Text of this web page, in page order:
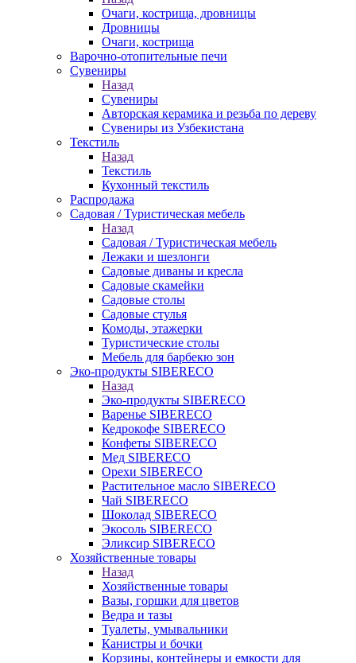
Очаги, кострища, дровницы
Дровницы
Очаги, кострища
Варочно-отопительные печи
Сувениры
Назад
Сувениры
Авторская керамика и резьба по дереву
Сувениры из Узбекистана
Текстиль
Назад
Текстиль
Кухонный текстиль
Распродажа
Садовая / Туристическая мебель
Назад
Садовая / Туристическая мебель
Лежаки и шезлонги
Садовые диваны и кресла
Садовые скамейки
Садовые столы
Садовые стулья
Комоды, этажерки
Туристические столы
Мебель для барбекю зон
Эко-продукты SIBERECO
Назад
Эко-продукты SIBERECO
Варенье SIBERECO
Кедрокофе SIBERECO
Конфеты SIBERECO
Мед SIBERECO
Орехи SIBERECO
Растительное масло SIBERECO
Чай SIBERECO
Шоколад SIBERECO
Экосоль SIBERECO
Эликсир SIBERECO
Хозяйственные товары
Назад
Хозяйственные товары
Вазы, горшки для цветов
Ведра и тазы
Туалеты, умывальники
Канистры и бочки
Корзины, контейнеры и емкости для